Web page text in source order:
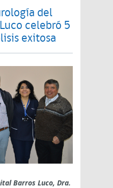
del
celebró 5
exitosa
Barros Luco, Dra.